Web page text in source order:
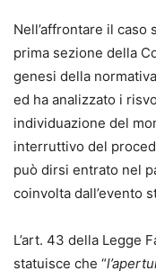
Nell’affrontare il
prima sezione della
genesi della
ed ha analizzato i
individuazione del
interruttivo del
può dirsi entrato nel
coinvolta dall’evento
L’art. 43 della Legge
statuisce che “